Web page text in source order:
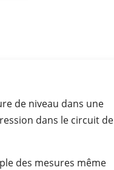
de niveau dans une
dans le circuit de
des mesures même